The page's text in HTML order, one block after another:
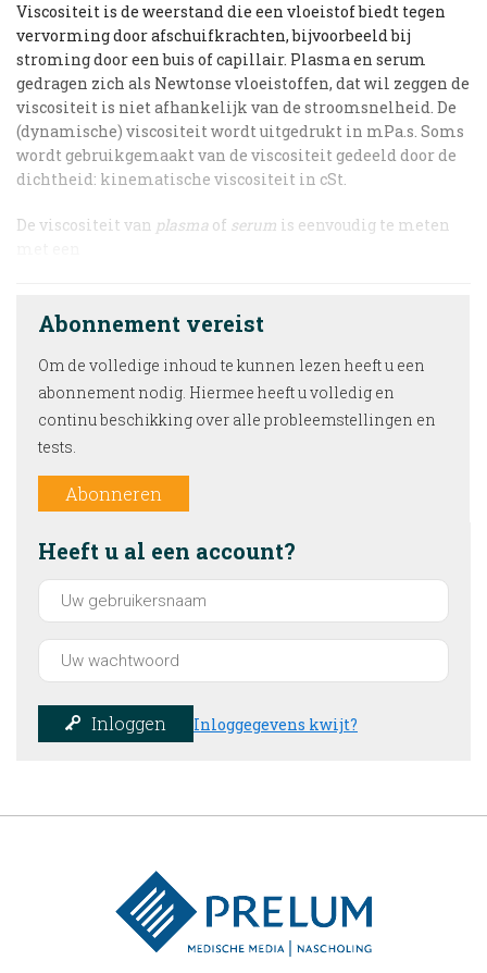
Viscositeit is de weerstand die een vloeistof biedt tegen
vervorming door afschuifkrachten, bijvoorbeeld bij
stroming door een buis of capillair. Plasma en serum
gedragen zich als Newtonse vloeistoffen, dat wil zeggen de
viscositeit is niet afhankelijk van de stroomsnelheid. De
(dynamische) viscositeit wordt uitgedrukt in mPa.s. Soms
wordt gebruikgemaakt van de viscositeit gedeeld door de
dichtheid: kinematische viscositeit in cSt.
De viscositeit van plasma of serum is eenvoudig te meten
Abonnement vereist
Om de volledige inhoud te kunnen lezen heeft u een
abonnement nodig. Hiermee heeft u volledig en
continu beschikking over alle probleemstellingen en
tests.
Abonneren
Heeft u al een account?
Inloggen Inloggegevens kwijt?